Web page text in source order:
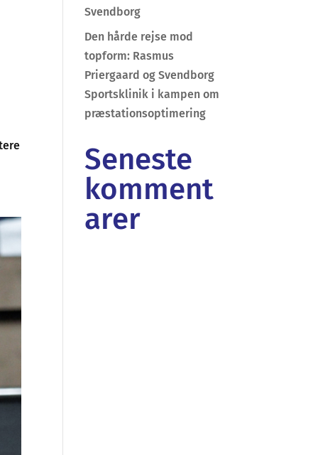
Svendborg
Den hårde rejse mod
topform: Rasmus
Priergaard og Svendborg
Sportsklinik i kampen om
præstationsoptimering
Seneste
komment
arer